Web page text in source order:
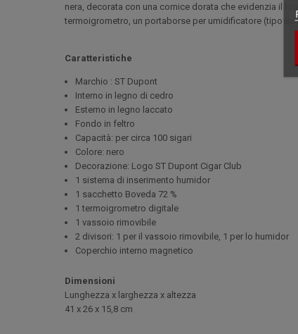
nera, decorata con una cornice dorata che evidenzia il
termoigrometro, un portaborse per umidificatore (tipo
Caratteristiche
Marchio : ST Dupont
Interno in legno di cedro
Esterno in legno laccato
Fondo in feltro
Capacità: per circa 100 sigari
Colore: nero
Decorazione: Logo ST Dupont Cigar Club
1 sistema di inserimento humidor
1 sacchetto Boveda 72 %
1 termoigrometro digitale
1 vassoio rimovibile
2 divisori: 1 per il vassoio rimovibile, 1 per lo humidor
Coperchio interno magnetico
Dimensioni
Lunghezza x larghezza x altezza
41 x 26 x 15,8 cm